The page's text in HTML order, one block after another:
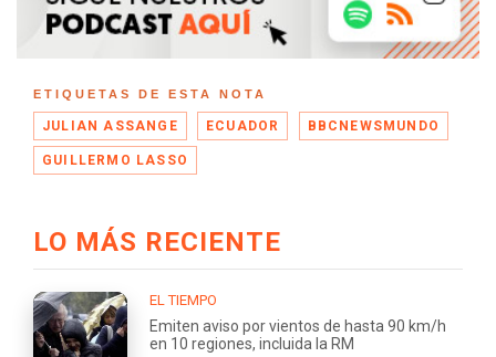
ETIQUETAS DE ESTA NOTA
JULIAN ASSANGE ECUADOR BBCNEWSMUNDO
GUILLERMO LASSO
LO MÁS RECIENTE
EL TIEMPO
Emiten aviso por vientos de hasta 90 km/h
en 10 regiones, incluida la RM